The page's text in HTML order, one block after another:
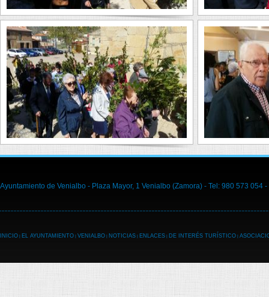
Ayuntamiento de Venialbo - Plaza Mayor, 1 Venialbo (Zamora) - Tel: 980 573 054 -
INICIO EL AYUNTAMIENTO VENIALBO NOTICIAS ENLACES DE INTERÉS TURÍSTICO